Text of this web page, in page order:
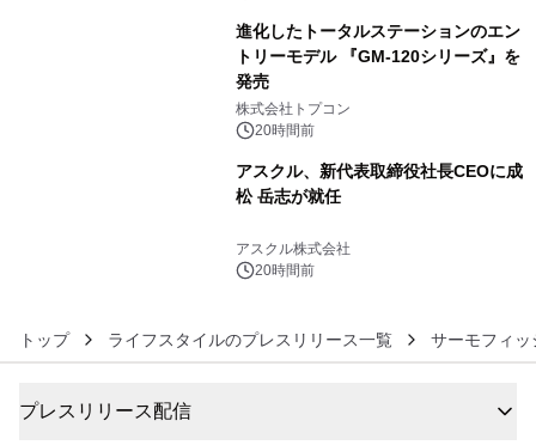
進化したトータルステーションのエン
トリーモデル 『GM-120シリーズ』を
発売
株式会社トプコン
20時間前
アスクル、新代表取締役社長CEOに成
松 岳志が就任
アスクル株式会社
20時間前
トップ ライフスタイルのプレスリリース一覧 サーモフィ
プレスリリース配信